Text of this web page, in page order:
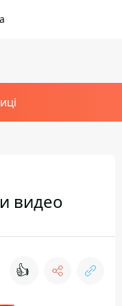
видео
👍